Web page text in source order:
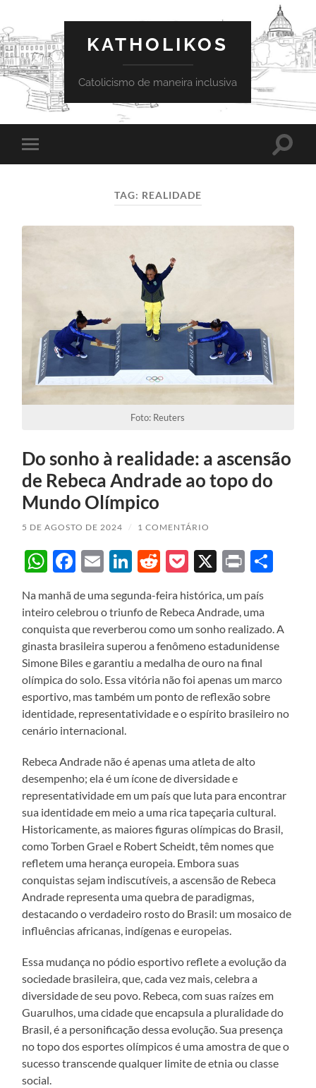
KATHOLIKOS
Catolicismo de maneira inclusiva
Toggle
mobile
Toggle
TAG: REALIDADE
Foto: Reuters
Do sonho à realidade: a ascensão
de Rebeca Andrade ao topo do
Mundo Olímpico
5 DE AGOSTO DE 2024 / 1 COMENTÁRIO
WhatsApp
Facebook
EmailLinkedIn
Reddit
Pocket
X Print
Na manhã de uma segunda-feira histórica, um país
inteiro celebrou o triunfo de Rebeca Andrade, uma
conquista que reverberou como um sonho realizado. A
ginasta brasileira superou a fenômeno estadunidense
Simone Biles e garantiu a medalha de ouro na final
olímpica do solo. Essa vitória não foi apenas um marco
esportivo, mas também um ponto de reflexão sobre
identidade, representatividade e o espírito brasileiro no
cenário internacional.
Rebeca Andrade não é apenas uma atleta de alto
desempenho; ela é um ícone de diversidade e
representatividade em um país que luta para encontrar
sua identidade em meio a uma rica tapeçaria cultural.
Historicamente, as maiores figuras olímpicas do Brasil,
como Torben Grael e Robert Scheidt, têm nomes que
refletem uma herança europeia. Embora suas
conquistas sejam indiscutíveis, a ascensão de Rebeca
Andrade representa uma quebra de paradigmas,
destacando o verdadeiro rosto do Brasil: um mosaico de
influências africanas, indígenas e europeias.
Essa mudança no pódio esportivo reflete a evolução da
sociedade brasileira, que, cada vez mais, celebra a
diversidade de seu povo. Rebeca, com suas raízes em
Guarulhos, uma cidade que encapsula a pluralidade do
Brasil, é a personificação dessa evolução. Sua presença
no topo dos esportes olímpicos é uma amostra de que o
sucesso transcende qualquer limite de etnia ou classe
social.